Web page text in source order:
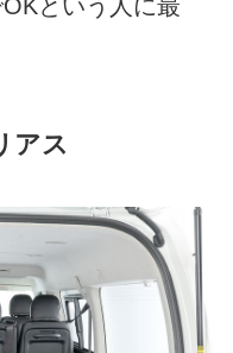
という人に最
アス